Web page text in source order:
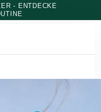
- ENTDECKE